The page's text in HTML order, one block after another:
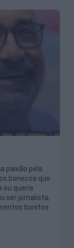
paixão pela
bonecos que
eu queria
ser jornalista,
bonitos